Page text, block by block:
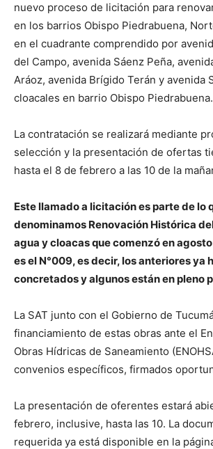
nuevo proceso de licitación para
en los barrios Obispo Piedrabuena,
en el cuadrante comprendido por
del Campo, avenida Sáenz Peña,
Aráoz, avenida Brígido Terán y avenida
cloacales en barrio Obispo Piedrabuena.
La contratación se realizará mediante
selección y la presentación de ofertas
hasta el 8 de febrero a las 10 de la
Este llamado a licitación es parte de lo
denominamos Renovación Histórica
agua y cloacas que comenzó en
es el N°009, es decir, los anteriores ya
concretados y algunos están en pleno
La SAT junto con el Gobierno de
financiamiento de estas obras ante el
Obras Hídricas de Saneamiento
convenios específicos, firmados
La presentación de oferentes estará
febrero, inclusive, hasta las 10. La
requerida ya está disponible en la